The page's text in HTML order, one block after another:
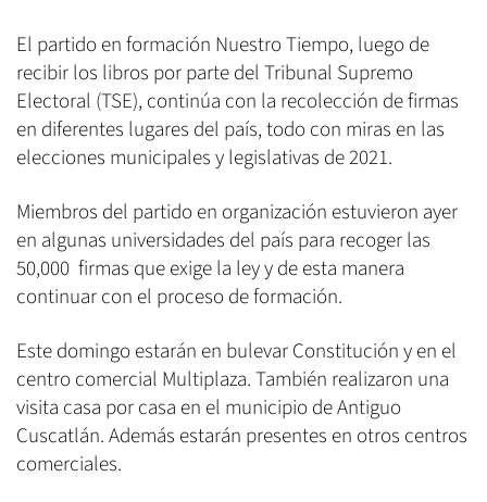
El partido en formación Nuestro Tiempo, luego de
recibir los libros por parte del Tribunal Supremo
Electoral (TSE), continúa con la recolección de firmas
en diferentes lugares del país, todo con miras en las
elecciones municipales y legislativas de 2021.
Miembros del partido en organización estuvieron ayer
en algunas universidades del país para recoger las
50,000 firmas que exige la ley y de esta manera
continuar con el proceso de formación.
Este domingo estarán en bulevar Constitución y en el
centro comercial Multiplaza. También realizaron una
visita casa por casa en el municipio de Antiguo
Cuscatlán. Además estarán presentes en otros centros
comerciales.